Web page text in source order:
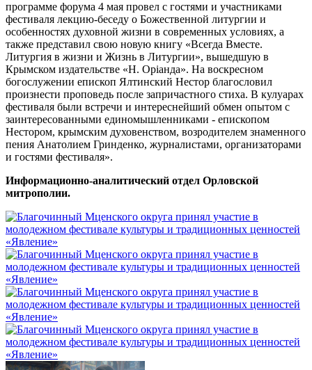
программе форума 4 мая провел с гостями и участниками
фестиваля лекцию-беседу о Божественной литургии и
особенностях духовной жизни в современных условиях, а
также представил свою новую книгу «Всегда Вместе.
Литургия в жизни и Жизнь в Литургии», вышедшую в
Крымском издательстве «Н. Орiанда». На воскресном
богослужении епископ Ялтинский Нестор благословил
произнести проповедь после запричастного стиха. В кулуарах
фестиваля были встречи и интереснейший обмен опытом с
заинтересованными единомышленниками - епископом
Нестором, крымским духовенством, возродителем знаменного
пения Анатолием Гринденко, журналистами, организаторами
и гостями фестиваля».
Информационно-аналитический отдел Орловской
митрополии.